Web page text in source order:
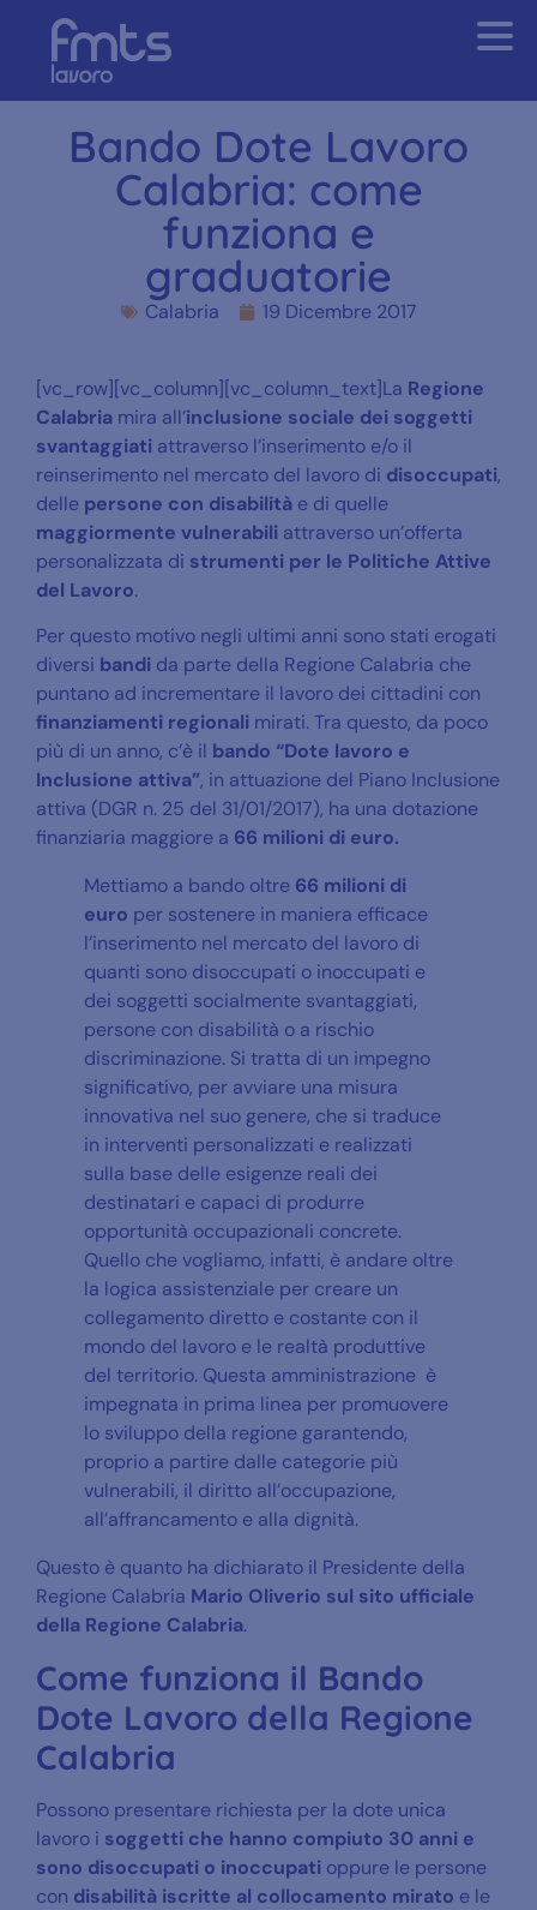
Bando Dote Lavoro
Calabria: come
funziona e
graduatorie
Calabria 19 Dicembre 2017
[vc_row][vc_column][vc_column_text]La Regione
Calabria mira all’inclusione sociale dei soggetti
svantaggiati attraverso l’inserimento e/o il
reinserimento nel mercato del lavoro di disoccupati,
delle persone con disabilità e di quelle
maggiormente vulnerabili attraverso un’offerta
personalizzata di strumenti per le Politiche Attive
del Lavoro.
Per questo motivo negli ultimi anni sono stati erogati
diversi bandi da parte della Regione Calabria che
puntano ad incrementare il lavoro dei cittadini con
finanziamenti regionali mirati. Tra questo, da poco
più di un anno, c’è il bando “Dote lavoro e
Inclusione attiva”, in attuazione del Piano Inclusione
attiva (DGR n. 25 del 31/01/2017), ha una dotazione
finanziaria maggiore a 66 milioni di euro.
Mettiamo a bando oltre 66 milioni di
euro per sostenere in maniera efficace
l’inserimento nel mercato del lavoro di
quanti sono disoccupati o inoccupati e
dei soggetti socialmente svantaggiati,
persone con disabilità o a rischio
discriminazione. Si tratta di un impegno
significativo, per avviare una misura
innovativa nel suo genere, che si traduce
in interventi personalizzati e realizzati
sulla base delle esigenze reali dei
destinatari e capaci di produrre
opportunità occupazionali concrete.
Quello che vogliamo, infatti, è andare oltre
la logica assistenziale per creare un
collegamento diretto e costante con il
mondo del lavoro e le realtà produttive
del territorio. Questa amministrazione è
impegnata in prima linea per promuovere
lo sviluppo della regione garantendo,
proprio a partire dalle categorie più
vulnerabili, il diritto all’occupazione,
all’affrancamento e alla dignità.
Questo è quanto ha dichiarato il Presidente della
Regione Calabria Mario Oliverio sul sito ufficiale
della Regione Calabria.
Come funziona il Bando
Dote Lavoro della Regione
Calabria
Possono presentare richiesta per la dote unica
lavoro i soggetti che hanno compiuto 30 anni e
sono disoccupati o inoccupati oppure le persone
con disabilità iscritte al collocamento mirato e le